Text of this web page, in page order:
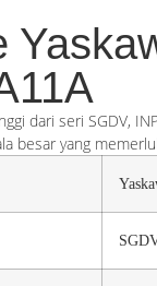
dari seri SGDV,
besar yang